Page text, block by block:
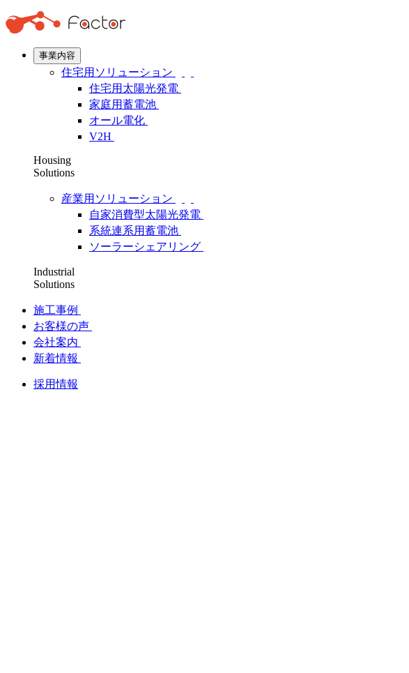
事業内容
住宅用ソリューション
住宅用太陽光発電
家庭用蓄電池
オール電化
V2H
Housing
Solutions
産業用ソリューション
自家消費型太陽光発電
系統連系用蓄電池
ソーラーシェアリング
Industrial
Solutions
施工事例
お客様の声
会社案内
新着情報
採用情報